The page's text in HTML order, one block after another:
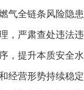
气全链条风险隐
，严肃查处违法
，提升本质安全
经营形势持续稳